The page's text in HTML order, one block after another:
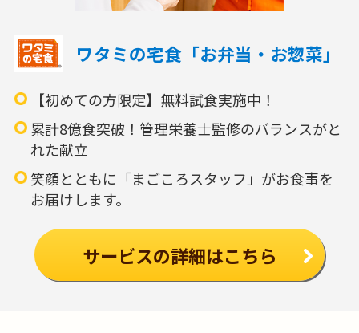
ワタミの宅食「お弁当・お惣菜」
【初めての方限定】無料試食実施中！
累計8億食突破！管理栄養士監修のバランスがと
れた献立
笑顔とともに「まごころスタッフ」がお食事を
お届けします。
サービスの詳細はこちら